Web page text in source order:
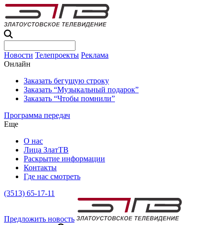
Новости Телепроекты Реклама
Онлайн
Заказать бегущую строку
Заказать “Музыкальный подарок”
Заказать “Чтобы помнили”
Программа передач
Еще
О нас
Лица ЗлатТВ
Раскрытие информации
Контакты
Где нас смотреть
(3513) 65-17-11
Предложить новость